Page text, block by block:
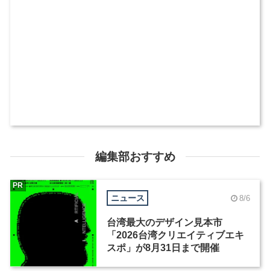
編集部おすすめ
ニュース 8/6
台湾最大のデザイン見本市
「2026台湾クリエイティブエキ
スポ」が8月31日まで開催
PR